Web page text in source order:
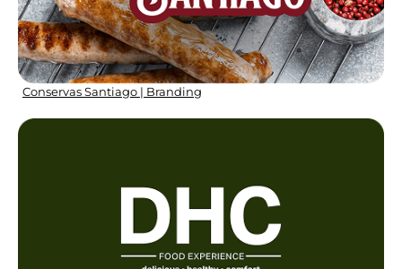
Conservas Santiago | Branding